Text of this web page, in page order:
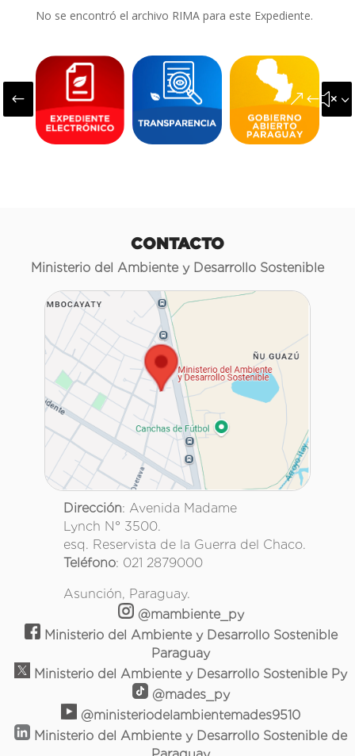
No se encontró el archivo RIMA para este Expediente.
#
CONTACTO
Ministerio del Ambiente y Desarrollo Sostenible
Dirección: Avenida Madame
Lynch N° 3500.
esq. Reservista de la Guerra del Chaco.
Teléfono: 021 2879000
Asunción, Paraguay.
@mambiente_py
Ministerio del Ambiente y Desarrollo Sostenible
Paraguay
Ministerio del Ambiente y Desarrollo Sostenible Py
@mades_py
@ministeriodelambientemades9510
Ministerio del Ambiente y Desarrollo Sostenible de